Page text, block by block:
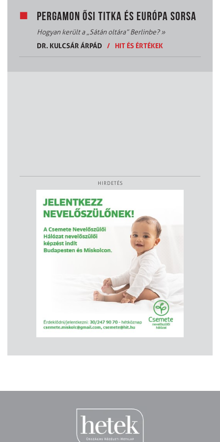
PERGAMON ŐSI TITKA ÉS EURÓPA SORSA
Hogyan került a „Sátán oltára” Berlinbe?»
DR. KULCSÁR ÁRPÁD
/ HIT ÉS ÉRTÉKEK
HIRDETÉS